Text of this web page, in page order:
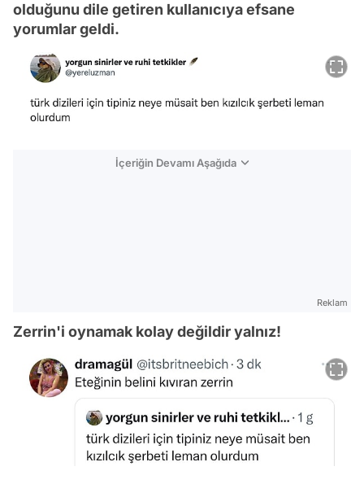
olduğunu dile getiren kullanıcıya efsane
yorumlar geldi.
İçeriğin Devamı Aşağıda
Reklam
Zerrin'i oynamak kolay değildir yalnız!